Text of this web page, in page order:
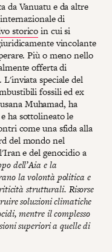
da Vanuatu e da altre
di
storicoin cui si
vincolante
Più o meno nello
offerta di
speciale del
fossili ed ex
Muhamad, ha
ha sottolineato le
come una sfida alla
del mondo nel
e del genocidio a
dell’Aia e la
la volontà politica e
strutturali. Risorse
soluzioni climatiche
mentre il complesso
superiori a quelle di